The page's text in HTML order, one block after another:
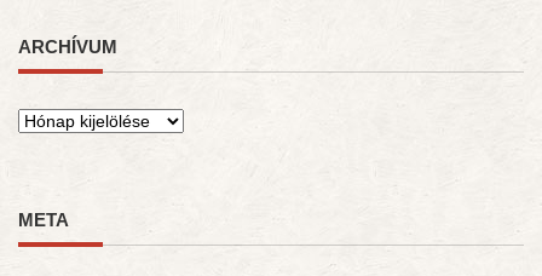
ARCHÍVUM
Archívum
META